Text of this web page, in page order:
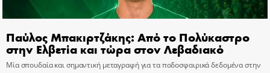
Παύλος Μπακιρτζάκης: Από το Πολύκαστρο
στην Ελβετία και τώρα στον Λεβαδιακό
Μία σπουδαία και σημαντική μεταγραφή για τα ποδοσφαιρικά δεδομένα στην